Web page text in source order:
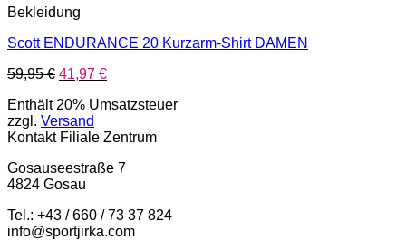
Bekleidung
Scott ENDURANCE 20 Kurzarm-Shirt DAMEN
59,95€ Ursprünglicher
war:
59,95 €
41,97 €Aktueller
ist:
Enthält 20% Umsatzsteuer
zzgl. Versand
Kontakt Filiale Zentrum
Gosauseestraße 7
4824 Gosau
Tel.: +43 / 660 / 73 37 824
info@sportjirka.com